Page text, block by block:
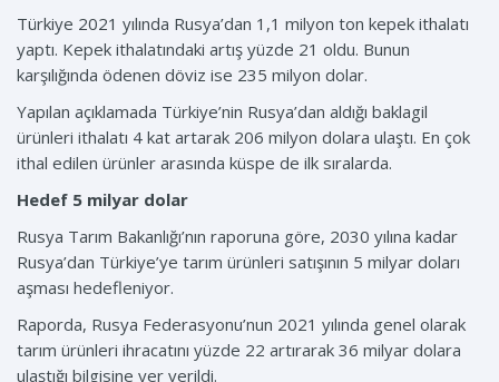
Türkiye 2021 yılında Rusya’dan 1,1 milyon ton kepek ithalatı
yaptı. Kepek ithalatındaki artış yüzde 21 oldu. Bunun
karşılığında ödenen döviz ise 235 milyon dolar.
Yapılan açıklamada Türkiye’nin Rusya’dan aldığı baklagil
ürünleri ithalatı 4 kat artarak 206 milyon dolara ulaştı. En çok
ithal edilen ürünler arasında küspe de ilk sıralarda.
Hedef 5 milyar dolar
Rusya Tarım Bakanlığı’nın raporuna göre, 2030 yılına kadar
Rusya’dan Türkiye’ye tarım ürünleri satışının 5 milyar doları
aşması hedefleniyor.
Raporda, Rusya Federasyonu’nun 2021 yılında genel olarak
tarım ürünleri ihracatını yüzde 22 artırarak 36 milyar dolara
ulaştığı bilgisine yer verildi.